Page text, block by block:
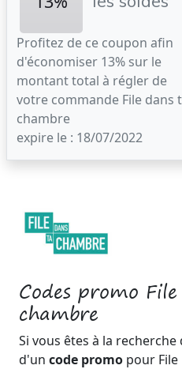
Codes promo
chambre
Si vous êtes à la
d'un code promo pour File
Profitez de ce coupon afin
d'économiser 13% sur le
montant total à régler de
votre commande File dans
chambre
expire le : 18/07/2022